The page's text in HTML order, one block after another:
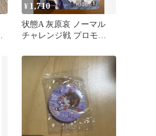
¥ 1,710
状態A 灰原哀 ノーマル
チャレンジ戦 プロモ
ド